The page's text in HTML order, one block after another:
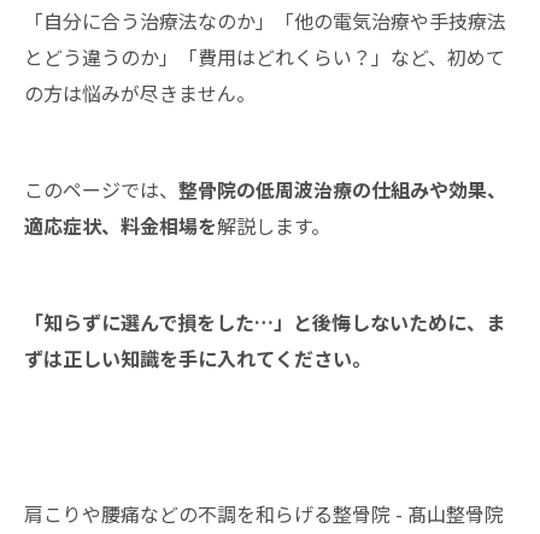
「自分に合う治療法なのか」「他の電気治療や手技療法
とどう違うのか」「費用はどれくらい？」など、初めて
の方は悩みが尽きません。
このページでは、 整骨院の低周波治療の仕組みや効果、
適応症状、料金相場を解説します。
「知らずに選んで損をした…」と後悔しないために、ま
ずは正しい知識を手に入れてください。
肩こりや腰痛などの不調を和らげる整骨院 - 髙山整骨院